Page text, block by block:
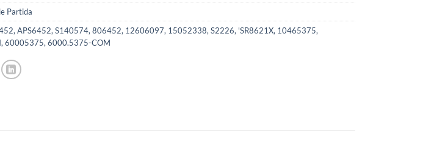
Partida
APS6452, S140574, 806452, 12606097, 15052338, S2226, 'SR8621X, 10465375,
60005375, 6000.5375-COM